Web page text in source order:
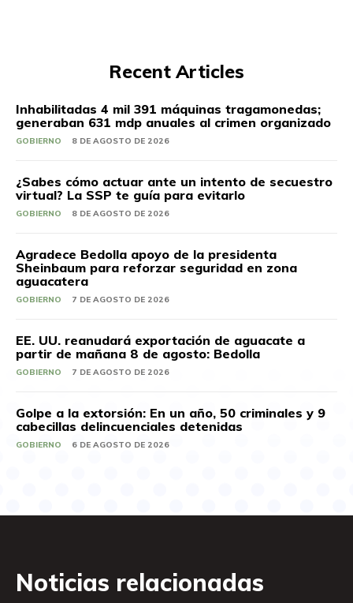
Recent Articles
Inhabilitadas 4 mil 391 máquinas tragamonedas;
generaban 631 mdp anuales al crimen organizado
GOBIERNO 8 DE AGOSTO DE 2026
¿Sabes cómo actuar ante un intento de secuestro
virtual? La SSP te guía para evitarlo
GOBIERNO 8 DE AGOSTO DE 2026
Agradece Bedolla apoyo de la presidenta
Sheinbaum para reforzar seguridad en zona
aguacatera
GOBIERNO 7 DE AGOSTO DE 2026
EE. UU. reanudará exportación de aguacate a
partir de mañana 8 de agosto: Bedolla
GOBIERNO 7 DE AGOSTO DE 2026
Golpe a la extorsión: En un año, 50 criminales y 9
cabecillas delincuenciales detenidas
GOBIERNO 6 DE AGOSTO DE 2026
Noticias relacionadas